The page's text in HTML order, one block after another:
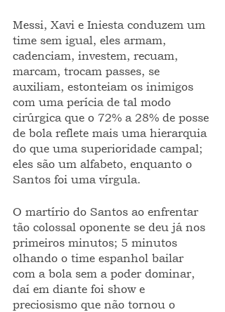
Messi, Xavi e Iniesta conduzem um
time sem igual, eles armam,
cadenciam, investem, recuam,
marcam, trocam passes, se
auxiliam, estonteiam os inimigos
com uma perícia de tal modo
cirúrgica que o 72% a 28% de posse
de bola reflete mais uma hierarquia
do que uma superioridade campal;
eles são um alfabeto, enquanto o
Santos foi uma vírgula.
O martírio do Santos ao enfrentar
tão colossal oponente se deu já nos
primeiros minutos; 5 minutos
olhando o time espanhol bailar
com a bola sem a poder dominar,
daí em diante foi show e
preciosismo que não tornou o